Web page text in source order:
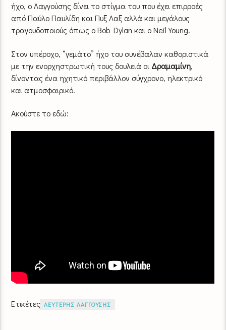
ήχο, ο Λαγγούσης δίνει το στίγμα του που έχει επιρροές
από Παύλο Παυλίδη και Πυξ Λαξ αλλά και μεγάλους
τραγουδοποιούς όπως ο Bob Dylan και ο Neil Young.
Στον υπέροχο, “γεμάτο” ήχο του συνέβαλαν καθοριστικά
με την ενορχηστρωτική τους δουλειά οι Δραμαμίνη,
δίνοντας ένα ηχητικό περιβάλλον σύγχρονο, ηλεκτρικό
και ατμοσφαιρικό.
Ακούστε το εδώ:
Ετικέτες ΛΕΥΤΕΡΗΣ ΛΑΓΓΟΥΣΗΣ